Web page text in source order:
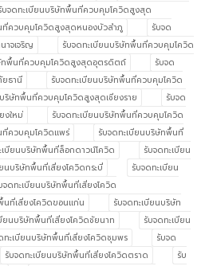
บจดทะเบียนบริษัทพื้นที่ควบคุมโควิดสูงสุด
ที่ควบคุมโควิดสูงสุดหนองบัวลำภู
รับจด
าจเจริญ
รับจดทะเบียนบริษัทพื้นที่ควบคุมโควิด
ทพื้นที่ควบคุมโควิดสูงสุดอุตรดิตถ์
รับจด
ธานี
รับจดทะเบียนบริษัทพื้นที่ควบคุมโควิด
ริษัทพื้นที่ควบคุมโควิดสูงสุดเชียงราย
รับจด
งใหม่
รับจดทะเบียนบริษัทพื้นที่ควบคุมโควิด
ที่ควบคุมโควิดแพร่
รับจดทะเบียนบริษัทพื้นที่
เบียนบริษัทพื้นที่ล็อกดาวน์โควิด
รับจดทะเบียน
นบริษัทพื้นที่เสี่ยงโควิดกระบี่
รับจดทะเบียน
จดทะเบียนบริษัทพื้นที่เสี่ยงโควิด
นที่เสี่ยงโควิดขอนแก่น
รับจดทะเบียนบริษัท
ยนบริษัทพื้นที่เสี่ยงโควิดชัยนาท
รับจดทะเบียน
ทะเบียนบริษัทพื้นที่เสี่ยงโควิดชุมพร
รับจด
รับจดทะเบียนบริษัทพื้นที่เสี่ยงโควิดตราด
รับ